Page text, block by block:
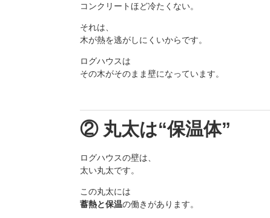
コンクリートほど冷たくない。
それは、
木が熱を逃がしにくいからです。
ログハウスは
その木がそのまま壁になっています。
② 丸太は“保温体”
ログハウスの壁は、
太い丸太です。
この丸太には
蓄熱と保温の働きがあります。